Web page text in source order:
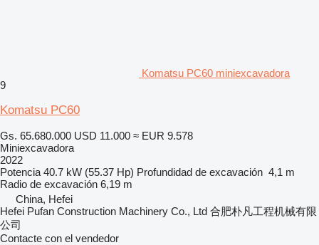
Komatsu PC60 miniexcavadora
9
Komatsu PC60
Gs. 65.680.000 USD 11.000 ≈ EUR 9.578
Miniexcavadora
2022
Potencia 40.7 kW (55.37 Hp) Profundidad de excavación 4,1 m
Radio de excavación 6,19 m
China, Hefei
Hefei Pufan Construction Machinery Co., Ltd 合肥朴凡工程机械有限
公司
Contacte con el vendedor